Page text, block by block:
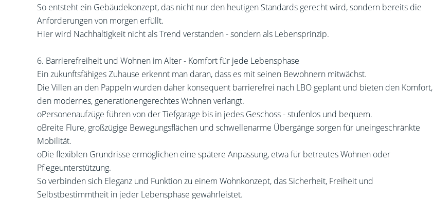
So entsteht ein Gebäudekonzept, das nicht nur den heutigen Standards gerecht wird, sondern bereits die
Anforderungen von morgen erfüllt.
Hier wird Nachhaltigkeit nicht als Trend verstanden - sondern als Lebensprinzip.
6. Barrierefreiheit und Wohnen im Alter - Komfort für jede Lebensphase
Ein zukunftsfähiges Zuhause erkennt man daran, dass es mit seinen Bewohnern mitwächst.
Die Villen an den Pappeln wurden daher konsequent barrierefrei nach LBO geplant und bieten den Komfort,
den modernes, generationengerechtes Wohnen verlangt.
oPersonenaufzüge führen von der Tiefgarage bis in jedes Geschoss - stufenlos und bequem.
oBreite Flure, großzügige Bewegungsflächen und schwellenarme Übergänge sorgen für uneingeschränkte
Mobilität.
oDie flexiblen Grundrisse ermöglichen eine spätere Anpassung, etwa für betreutes Wohnen oder
Pflegeunterstützung.
So verbinden sich Eleganz und Funktion zu einem Wohnkonzept, das Sicherheit, Freiheit und
Selbstbestimmtheit in jeder Lebensphase gewährleistet.